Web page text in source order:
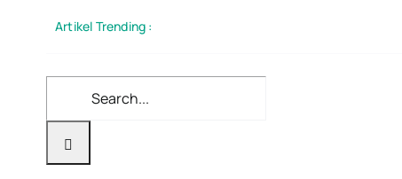
Artikel Trending :